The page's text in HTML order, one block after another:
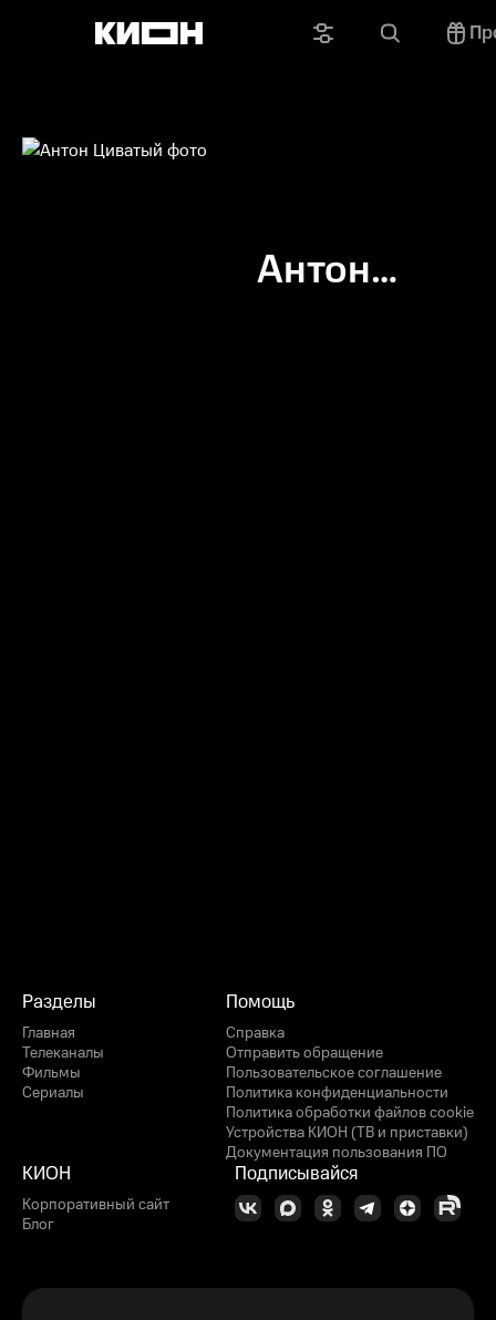
Антон
Разделы
Главная
Телеканалы
Фильмы
Сериалы
Помощь
Справка
Отправить обращение
Пользовательское соглашение
Политика конфиденциальности
Политика обработки файлов cookie
Устройства КИОН (ТВ и приставки)
Документация пользования ПО
КИОН
Корпоративный сайт
Блог
Подписывайся